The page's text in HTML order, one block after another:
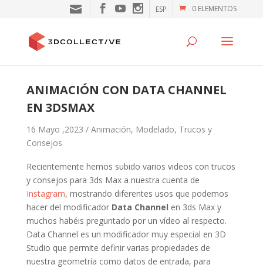
0 ELEMENTOS
ESP
ANIMACIÓN CON DATA CHANNEL
EN 3DSMAX
16 Mayo ,2023 / Animación, Modelado, Trucos y
Consejos
Recientemente hemos subido varios videos con trucos
y consejos para 3ds Max a nuestra cuenta de
Instagram, mostrando diferentes usos que podemos
hacer del modificadorData Channel en 3ds Max y
muchos habéis preguntado por un vídeo al respecto.
Data Channel es un modificador muy especial en 3D
Studio que permite definir varias propiedades de
nuestra geometría como datos de entrada, para